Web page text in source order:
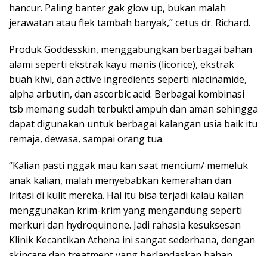
hancur. Paling banter gak glow up, bukan malah
jerawatan atau flek tambah banyak,” cetus dr. Richard.
Produk Goddesskin, menggabungkan berbagai bahan
alami seperti ekstrak kayu manis (licorice), ekstrak
buah kiwi, dan active ingredients seperti niacinamide,
alpha arbutin, dan ascorbic acid. Berbagai kombinasi
tsb memang sudah terbukti ampuh dan aman sehingga
dapat digunakan untuk berbagai kalangan usia baik itu
remaja, dewasa, sampai orang tua.
“Kalian pasti nggak mau kan saat mencium/ memeluk
anak kalian, malah menyebabkan kemerahan dan
iritasi di kulit mereka. Hal itu bisa terjadi kalau kalian
menggunakan krim-krim yang mengandung seperti
merkuri dan hydroquinone. Jadi rahasia kesuksesan
Klinik Kecantikan Athena ini sangat sederhana, dengan